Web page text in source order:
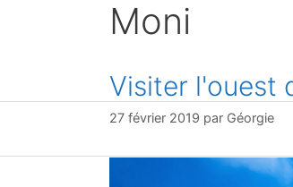
Moni
Visiter l'ouest
27 février 2019 par Géorgie